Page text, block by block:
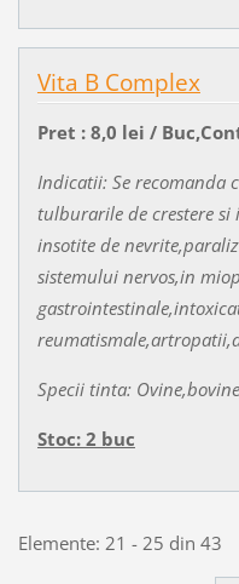
Vita B Complex
Pret : 8,0 lei /
Indicatii: Se recomanda
tulburarile de crestere
insotite de
sistemului nervos,in
Specii tinta:
Stoc: 2 buc
Elemente: 21 - 25 din 43